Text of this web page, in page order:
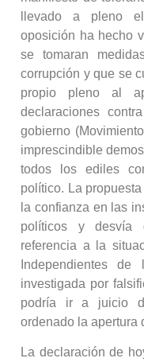
llevado a pleno
oposición ha hecho
se tomaran
corrupción y que se
propio pleno al
declaraciones
gobierno
imprescindible
todos los ediles
político. La
la confianza en las
políticos y desvía
referencia a la
Independientes
investigada por
podría ir a juicio
ordenado la apertura
La declaración de